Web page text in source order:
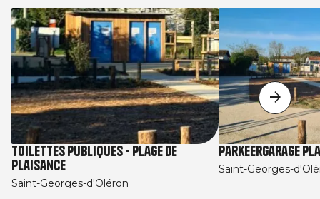
Toilettes Publiques - plage de
Plaisance
Saint-Georges-d'Oléron
Parkeergarage
Saint-Georges-